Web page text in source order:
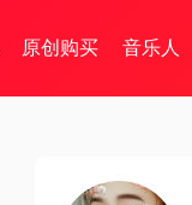
原创购买 音乐人